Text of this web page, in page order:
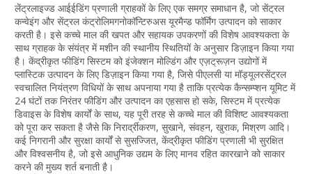
लेंट्रलाइज्ड आईईडिंग प्रणाली ग्राहकों के लिए एक समग्र समाधान है, जो सेंट्रल
कन्वेइंग और सेंट्रल कंट्रोलिमगनोकॉन्टिरुअस यूरमैन्ड फॉर्मिंग उत्पादन को साकार
करती है। इसे कच्चे माल की खपत और सहायक उपकरणों की विशेष आवश्यकता के
साथ ग्राहक के संयंत्र में मशीन की स्थानीय स्थितियों के अनुसार डिज़ाइन किया गया
है। केंद्रीकृत फीडिंग सिस्टम को इंजेक्शन मोल्डिंग और एज़ट्रूज़न उद्योगों में
प्लास्टिक उत्पादन के लिए डिज़ाइन किया गया है, जिसे पीएलसी या मॉड्यूलरसेंट्रल
स्वचालित नियंत्रण विधियों के साथ अपनाया गया है ताकि प्रत्येक कैन्सम्प्शन यूमिट में
24 घंटों तक निरंतर फीडिंग और उत्पादन का एहसास हो सके, सिस्टम में प्रत्येक
डिवाइस के विशेष कार्यों के साथ, यह पूरी तरह से कच्चे माल की विशिष्ट आवश्यकता
को पूरा कर सकता है जैसे कि निरार्द्रीकरण, सुखाने, संवहन, खुराक, मिश्रण आदि।
कई निगरानी और सुरक्षा कार्यों से सुसज्जित, केंद्रीकृत फीडिंग प्रणाली भी सुरक्षित
और विश्वसनीय है, जो इसे आधुनिक उद्यम के लिए मानव रहित कारखाने को साकार
करने की मुख्य शर्त बनाती है।